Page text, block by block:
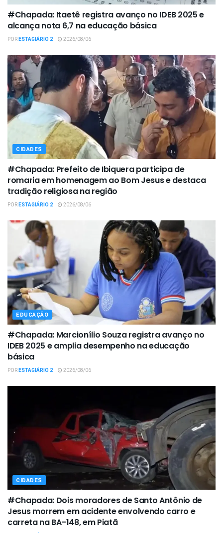
#Chapada: Itaetê registra avanço no IDEB 2025 e
alcança nota 6,7 na educação básica
PORESTAGIÁRIO 2 2026/08/06
CIDADES
#Chapada: Prefeito de Ibiquera participa de
romaria em homenagem ao Bom Jesus e destaca
tradição religiosa na região
PORESTAGIÁRIO 2 2026/08/06
EDUCAÇÃO
#Chapada: Marcionílio Souza registra avanço no
IDEB 2025 e amplia desempenho na educação
básica
PORESTAGIÁRIO 2 2026/08/06
CIDADES
#Chapada: Dois moradores de Santo Antônio de
Jesus morrem em acidente envolvendo carro e
carreta na BA-148, em Piatã